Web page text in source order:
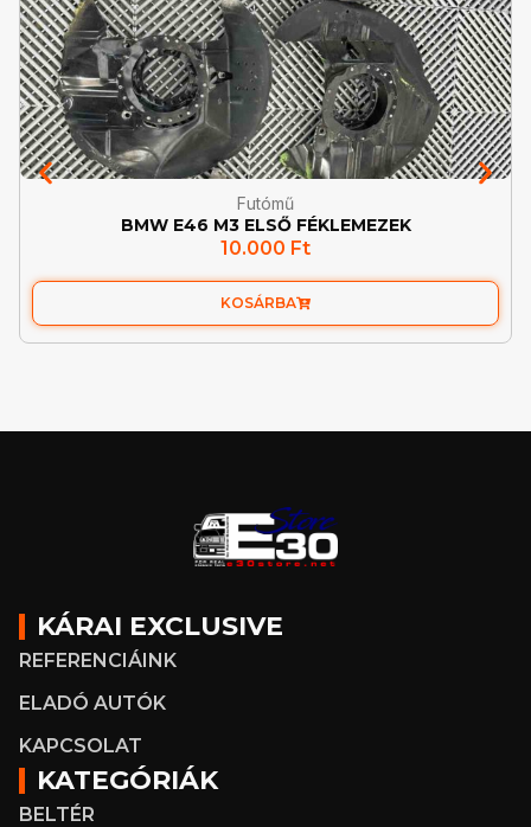
Futómű
BMW E46 M3 ELSŐ FÉKLEMEZEK
10.000 Ft
KOSÁRBA
KÁRAI EXCLUSIVE
REFERENCIÁINK
ELADÓ AUTÓK
KAPCSOLAT
KATEGÓRIÁK
BELTÉR